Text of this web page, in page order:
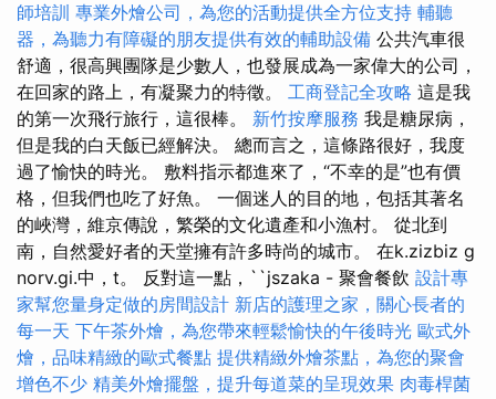
師培訓 專業外燴公司，為您的活動提供全方位支持 輔聽
器，為聽力有障礙的朋友提供有效的輔助設備 公共汽車很
舒適，很高興團隊是少數人，也發展成為一家偉大的公司，
在回家的路上，有凝聚力的特徵。 工商登記全攻略 這是我
的第一次飛行旅行，這很棒。 新竹按摩服務 我是糖尿病，
但是我的白天飯已經解決。 總而言之，這條路很好，我度
過了愉快的時光。 敷料指示都進來了，“不幸的是”也有價
格，但我們也吃了好魚。 一個迷人的目的地，包括其著名
的峽灣，維京傳說，繁榮的文化遺產和小漁村。 從北到
南，自然愛好者的天堂擁有許多時尚的城市。 在k.zizbiz g
norv.gi.中，t。 反對這一點，``jszaka - 聚會餐飲 設計專
家幫您量身定做的房間設計 新店的護理之家，關心長者的
每一天 下午茶外燴，為您帶來輕鬆愉快的午後時光 歐式外
燴，品味精緻的歐式餐點 提供精緻外燴茶點，為您的聚會
增色不少 精美外燴擺盤，提升每道菜的呈現效果 肉毒桿菌